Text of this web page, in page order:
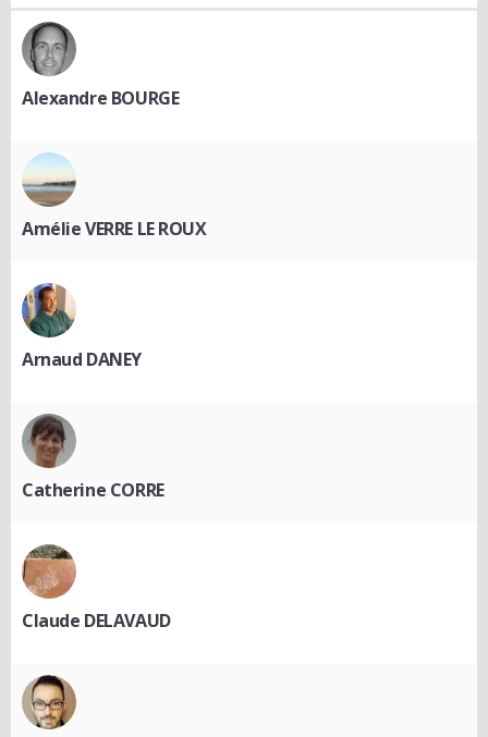
Alexandre BOURGE
Amélie VERRE LE ROUX
Arnaud DANEY
Catherine CORRE
Claude DELAVAUD